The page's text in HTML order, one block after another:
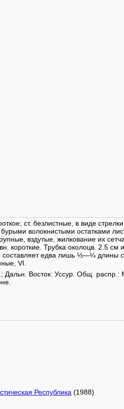
ст. безлистные, в виде
волокнистыми остатками
вздутые, жилкование их
короткие. Трубка околоцв. 2.5
едва лишь ⅓—¼ длины
VI.
Восток: Уссур. Общ. распр.:
Республика (1988)